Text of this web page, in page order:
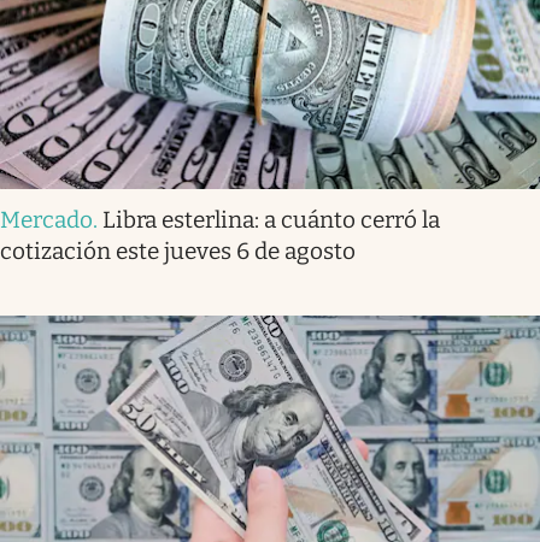
Mercado. Libra esterlina: a cuánto cerró la
cotización este jueves 6 de agosto